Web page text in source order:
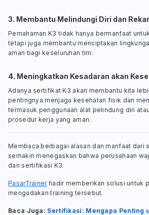
3. Membantu Melindungi Diri dan
Pemahaman K3 tidak hanya bermanfaat
tetapi juga membantu menciptakan
aman bagi keseluruhan tim.
4. Meningkatkan Kesadaran akan
Adanya sertifikat K3 akan membantu kita
pentingnya menjaga kesehatan fisik dan
termasuk penggunaan alat pelindung diri
prosedur kerja yang aman.
Membaca berbagai alasan dan manfaat dari
semakin menegaskan bahwa perusahaan
dan sertifikasi K3.
PasarTrainerhadir memberikan solusi untuk
mengadakan training tersebut.
Baca Juga: Sertifikasi: Mengapa Penting